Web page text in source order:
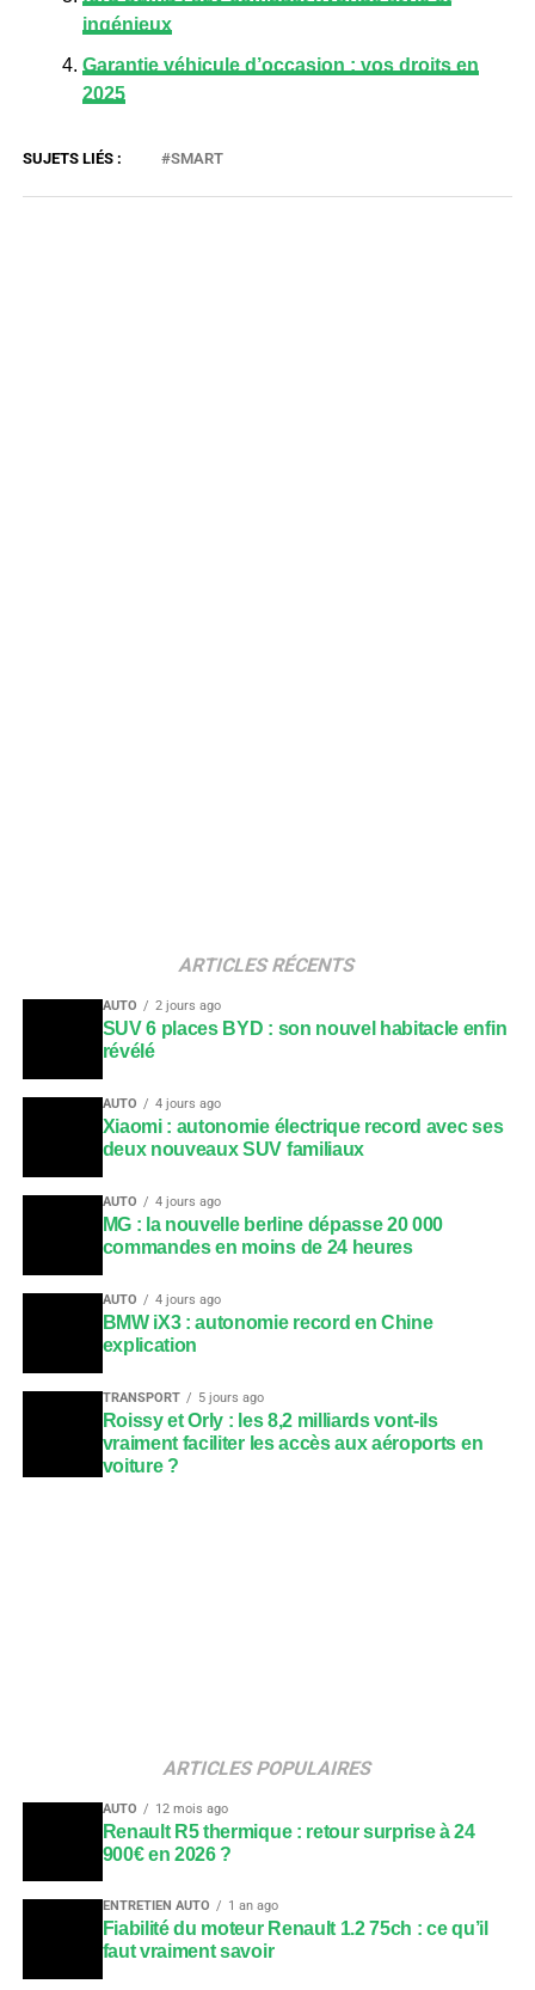
ingénieux
Garantie véhicule d’occasion : vos droits en
2025
SMART
ARTICLES RÉCENTS
AUTO 2 jours ago
SUV 6 places BYD : son nouvel habitacle enfin
révélé
AUTO 4 jours ago
Xiaomi : autonomie électrique record avec ses
deux nouveaux SUV familiaux
AUTO 4 jours ago
MG : la nouvelle berline dépasse 20 000
commandes en moins de 24 heures
AUTO 4 jours ago
BMW iX3 : autonomie record en Chine
explication
TRANSPORT 5 jours ago
Roissy et Orly : les 8,2 milliards vont-ils
vraiment faciliter les accès aux aéroports en
voiture ?
ARTICLES POPULAIRES
AUTO 12 mois ago
Renault R5 thermique : retour surprise à 24
900€ en 2026 ?
ENTRETIEN AUTO 1 an ago
Fiabilité du moteur Renault 1.2 75ch : ce qu’il
faut vraiment savoir